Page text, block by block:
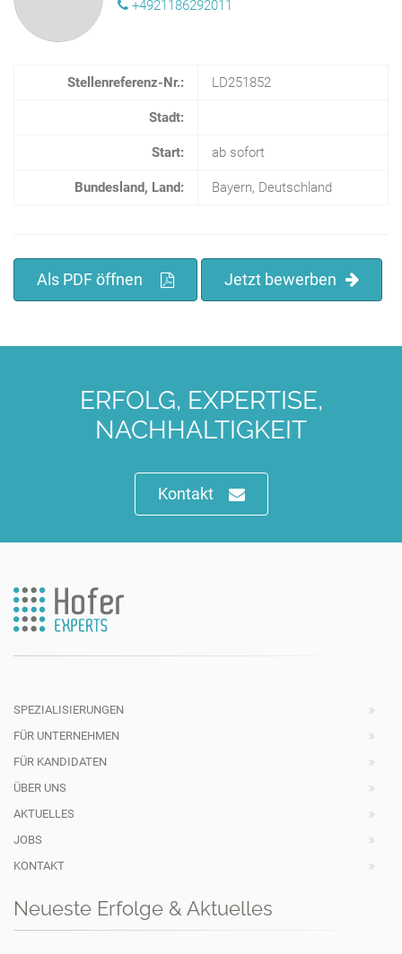
+4921186292011
Stellenreferenz-Nr.: LD251852
Stadt:
Start: ab sofort
Bundesland, Land: Bayern, Deutschland
Als PDF öffnen Jetzt bewerben
ERFOLG, EXPERTISE,
NACHHALTIGKEIT
Kontakt
SPEZIALISIERUNGEN
FÜR UNTERNEHMEN
FÜR KANDIDATEN
ÜBER UNS
AKTUELLES
JOBS
KONTAKT
Neueste Erfolge & Aktuelles